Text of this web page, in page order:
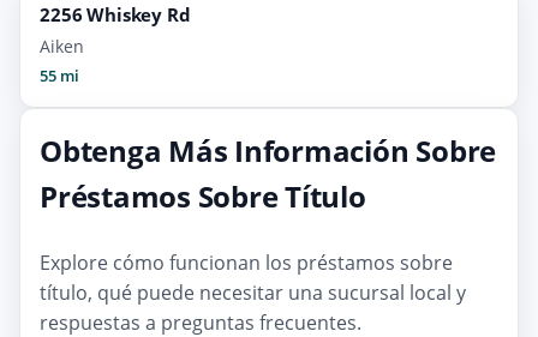
2256 Whiskey Rd
Aiken
55 mi
Obtenga Más Información Sobre
Préstamos Sobre Título
Explore cómo funcionan los préstamos sobre
título, qué puede necesitar una sucursal local y
respuestas a preguntas frecuentes.